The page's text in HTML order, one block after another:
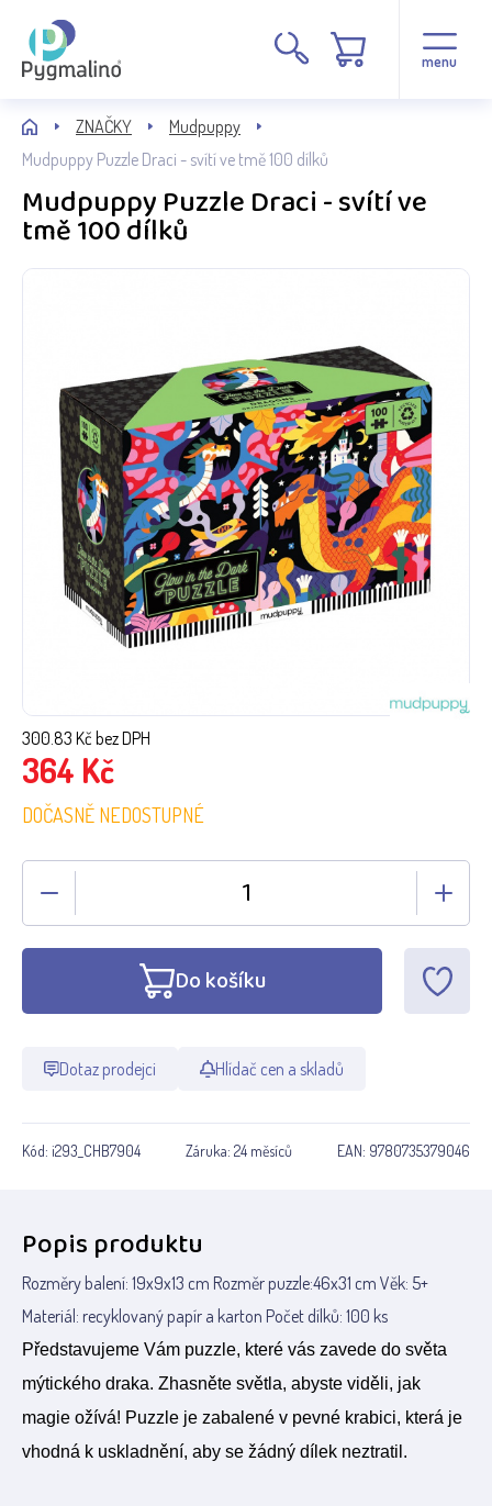
menu
ZNAČKY
Mudpuppy
Mudpuppy Puzzle Draci - svítí ve tmě 100 dílků
Mudpuppy Puzzle Draci - svítí ve
tmě 100 dílků
300.83 Kč bez DPH
364 Kč
DOČASNĚ NEDOSTUPNÉ
Do košíku
Dotaz prodejci Hlídač cen a skladů
Kód: i293_CHB7904 Záruka: 24 měsíců EAN: 9780735379046
Popis produktu
Rozměry balení: 19x9x13 cm Rozměr puzzle:46x31 cm Věk: 5+
Materiál: recyklovaný papír a karton Počet dílků: 100 ks
Představujeme Vám puzzle, které vás zavede do světa
mýtického draka. Zhasněte světla, abyste viděli, jak
magie ožívá! Puzzle je zabalené v pevné krabici, která je
vhodná k uskladnění, aby se žádný dílek neztratil.